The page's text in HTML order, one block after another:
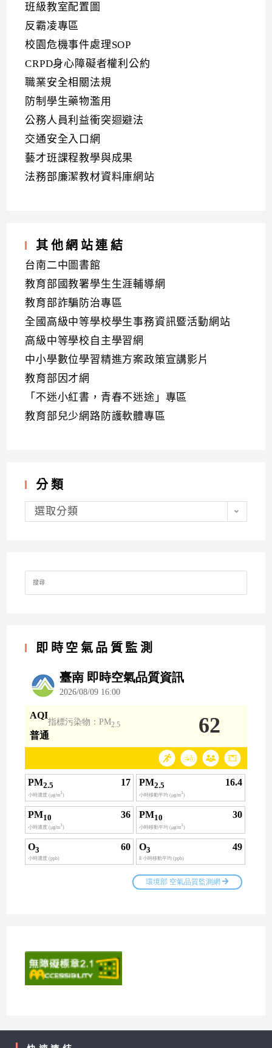
班級教室配置圖
反霸凌專區
校園危機事件處理SOP
CRPD身心障礙者權利公約
職業安全相關法規
防制學生藥物濫用
公務人員利益衝突迴避法
交通安全入口網
藝才班課程教學與成果
法務部廉潔教材資料庫網站
其他網站連結
台南二中圖書館
教育部國教署學生生涯輔導網
教育部詐騙防治專區
全國高級中等學校學生事務資訊暨活動網站
高級中等學校自主學習網
中小學數位學習精進方案政策宣講影片
教育部因才網
「不迷小紅書，青春不迷途」專區
教育部兒少網路防護軟體專區
分類
分
類選取分類
Search
for:
即時空氣品質監測